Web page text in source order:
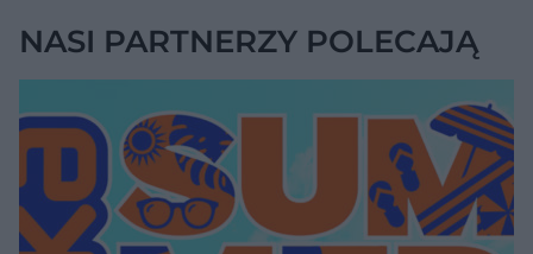
NASI PARTNERZY POLECAJĄ